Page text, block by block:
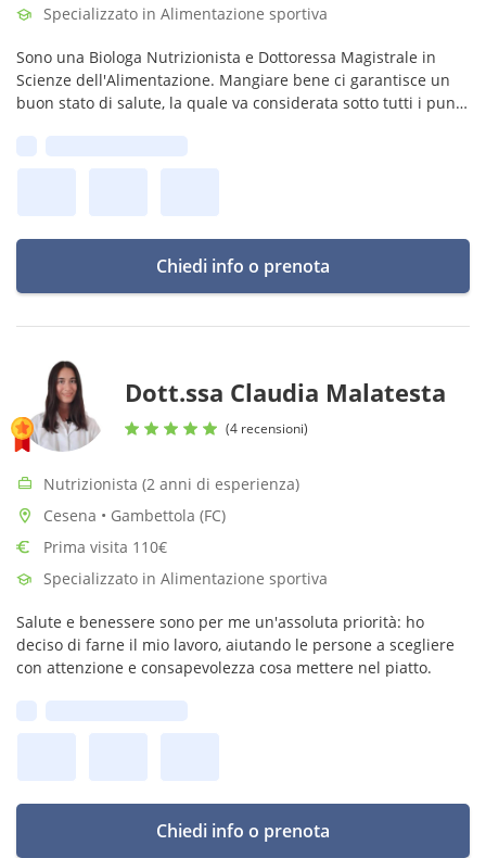
Specializzato in Alimentazione sportiva
Sono una Biologa Nutrizionista e Dottoressa Magistrale in
Scienze dell'Alimentazione. Mangiare bene ci garantisce un
buon stato di salute, la quale va considerata sotto tutti i punti
Chiedi info o prenota
Dott.ssa Claudia Malatesta
(4 recensioni)
Nutrizionista (2 anni di esperienza)
Cesena • Gambettola (FC)
Prima visita 110€
Specializzato in Alimentazione sportiva
Salute e benessere sono per me un'assoluta priorità: ho
deciso di farne il mio lavoro, aiutando le persone a scegliere
con attenzione e consapevolezza cosa mettere nel piatto.
Chiedi info o prenota